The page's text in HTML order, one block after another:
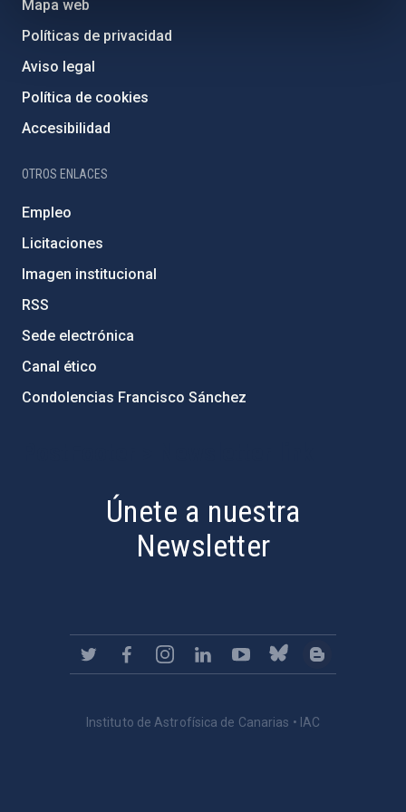
Mapa web
Políticas de privacidad
Aviso legal
Política de cookies
Accesibilidad
OTROS ENLACES
Empleo
Licitaciones
Imagen institucional
RSS
Sede electrónica
Canal ético
Condolencias Francisco Sánchez
Únete a nuestra
Newsletter
Instituto de Astrofísica de Canarias • IAC